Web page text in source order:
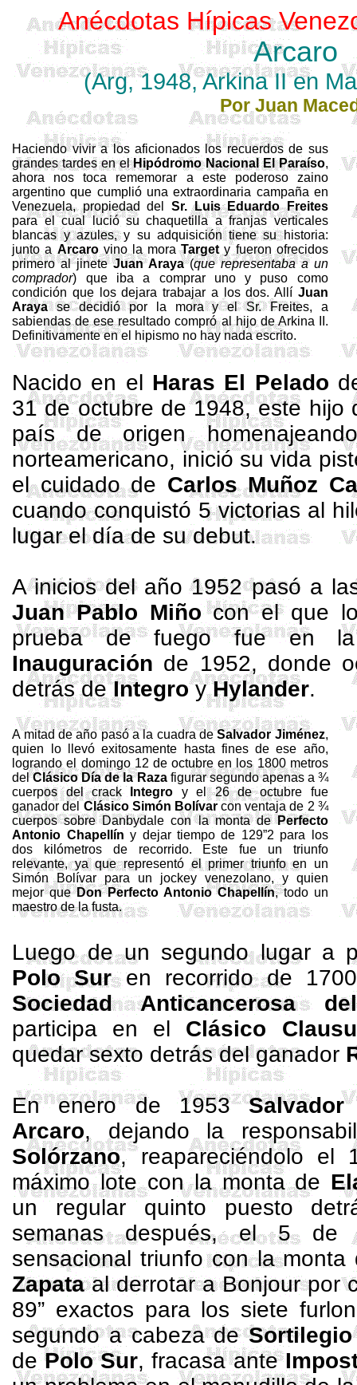
Anécdotas Hípicas
Arcaro
(Arg, 1948,ArkinaII en
Por Juan
Haciendo vivir a los aficionados los recuerdos de sus
grandes tardes en elHipódromo Nacional El Paraíso,
ahora nos toca rememorar a este poderoso zaino
argentino que cumplió una extraordinaria campaña en
Venezuela, propiedad del Sr. Luis EduardoFreites
para el cual lució su chaquetilla a franjas verticales
blancas y azules, y su adquisición tiene su historia:
junto aArcarovino la moraTargety fueron ofrecidos
primero al jineteJuan Araya(que representaba a un
comprador) que iba a comprar uno y puso como
condición que los dejara trabajar a los dos. Allí Juan
Arayase decidió por la mora y el Sr.Freites, a
sabiendas de ese resultado compró al hijo deArkina II.
Definitivamente en el hipismo no hay nada escrito.
Nacido en el Haras El Pelado
31 de octubre de 1948, este hijo
país de origen
norteamericano, inició su vida
el cuidado de Carlos Muñoz
cuando conquistó 5 victorias al
lugar el día de su debut.
A inicios del año 1952 pasó a
Juan Pablo Miñocon el que
prueba de fuego fue en
Inauguración de 1952, donde
detrás deIntegroyHylander.
A mitad de año pasó a la cuadra deSalvador Jiménez,
quien lo llevó exitosamente hasta fines de ese año,
logrando el domingo 12 de octubre en los 1800 metros
delClásico Día dela Razafigurar segundo apenas a ¾
cuerpos del crack
Integro y el 26 de octubre fue
ganador del Clásico Simón Bolívarcon ventaja de 2 ¾
cuerpos sobreDanbydale con la monta dePerfecto
Antonio Chapellín y dejar tiempo de 129”2 para los
dos kilómetros de recorrido. Este fue un triunfo
relevante, ya que representó el primer triunfo en un
Simón Bolívar para un jockey venezolano, y quien
mejor queDon Perfecto AntonioChapellín, todo un
maestro de la fusta.
Luego de un segundo lugar a
Polo Suren recorrido de
SociedadAnticancerosa
participa en el Clásico
quedar sexto detrás del ganador
En enero de 1953Salvador
Arcaro, dejando la
Solórzano, reapareciéndolo el
máximo lote con la monta de
un regular quinto puesto
semanas después, el 5
sensacional triunfo con la
Zapataal derrotar aBonjourpor
89” exactos para los siete
segundo a cabeza deSortilegio
dePolo Sur, fracasa ante